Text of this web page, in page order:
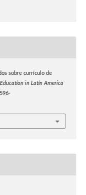
sobre currículo de
in Latin America